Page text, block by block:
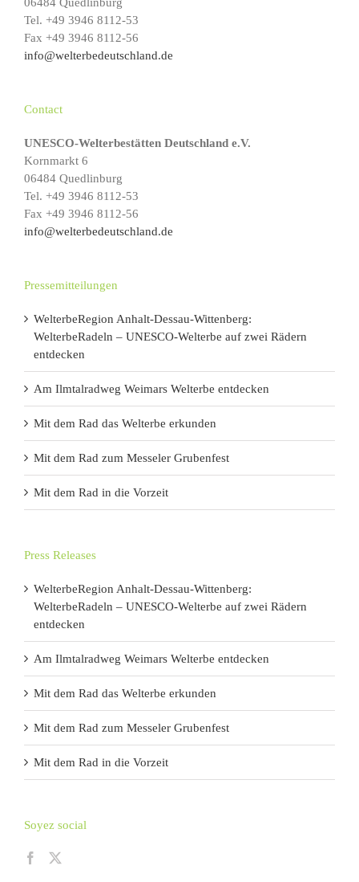
Tel. +49 3946 8112-53
Fax +49 3946 8112-56
info@welterbedeutschland.de
Contact
UNESCO-Welterbestätten Deutschland e.V.
Kornmarkt 6
06484 Quedlinburg
Tel. +49 3946 8112-53
Fax +49 3946 8112-56
info@welterbedeutschland.de
Pressemitteilungen
WelterbeRegion Anhalt-Dessau-Wittenberg:
WelterbeRadeln – UNESCO-Welterbe auf zwei Rädern
entdecken
Am Ilmtalradweg Weimars Welterbe entdecken
Mit dem Rad das Welterbe erkunden
Mit dem Rad zum Messeler Grubenfest
Mit dem Rad in die Vorzeit
Press Releases
WelterbeRegion Anhalt-Dessau-Wittenberg:
WelterbeRadeln – UNESCO-Welterbe auf zwei Rädern
entdecken
Am Ilmtalradweg Weimars Welterbe entdecken
Mit dem Rad das Welterbe erkunden
Mit dem Rad zum Messeler Grubenfest
Mit dem Rad in die Vorzeit
Soyez social